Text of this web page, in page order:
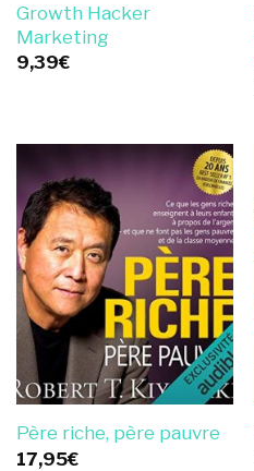
Growth Hacker
Marketing
9,39€
Père riche, père pauvre
17,95€